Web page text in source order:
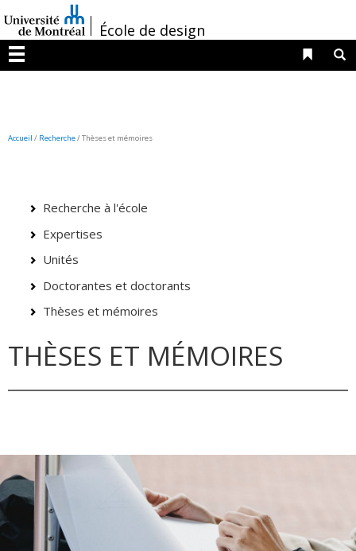
au
contenu
/École de design
Menu
Liens
Accueil / Recherche/Thèses et mémoires
Recherche à l'école
Expertises
Unités
Doctorantes et doctorants
Thèses et mémoires
THÈSES ET MÉMOIRES